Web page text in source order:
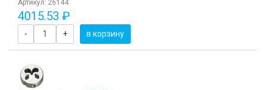
Артикул: 26144
4015.53 ₽
- + в корзину